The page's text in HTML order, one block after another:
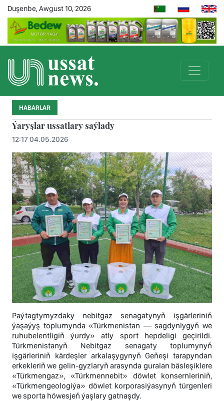
Duşenbe, Awgust 10, 2026
HABARLAR
Ýaryşlar ussatlary saýlady
12:17 04.05.2026
Paýtagtymyzdaky nebitgaz senagatynyň işgärleriniň
ýaşaýyş toplumynda «Türkmenistan — sagdynlygyň we
ruhubelentligiň ýurdy» atly sport hepdeligi geçirildi.
Türkmenistanyň Nebitgaz senagaty toplumynyň
işgärleriniň kärdeşler arkalaşygynyň Geňeşi tarapyndan
erkekleriň we gelin-gyzlaryň arasynda guralan bäsleşiklere
«Türkmengaz», «Türkmennebit» döwlet konsernleriniň,
«Türkmengeologiýa» döwlet korporasiýasynyň türgenleri
we sporta höwesjeň ýaşlary gatnaşdy.